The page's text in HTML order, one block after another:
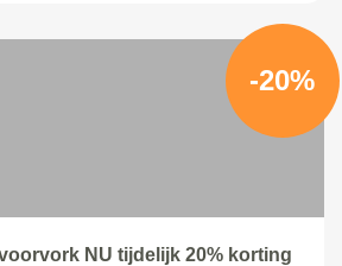
-20%
NU tijdelijk 20% korting